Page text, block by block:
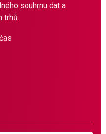
souhrnu dat a
trhů.